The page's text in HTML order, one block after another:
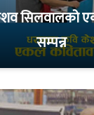
सिलवालको
सम्पन्न